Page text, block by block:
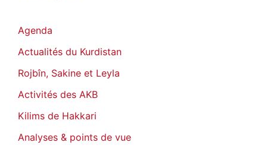
Agenda
Actualités du Kurdistan
Rojbîn, Sakine et Leyla
Activités des AKB
Kilims de Hakkari
Analyses & points de vue